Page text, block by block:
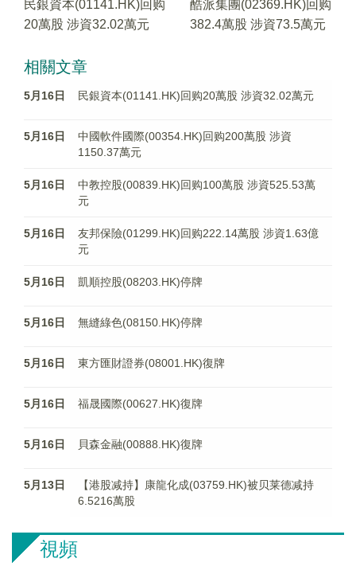
民銀資本(01141.HK)回购
20萬股 涉資32.02萬元
酷派集團(02369.HK)回购
382.4萬股 涉資73.5萬元
相關文章
5月16日 民銀資本(01141.HK)回购20萬股 涉資32.02萬元
5月16日
中國軟件國際(00354.HK)回购200萬股 涉資
1150.37萬元
5月16日
中教控股(00839.HK)回购100萬股 涉資525.53萬
元
5月16日
友邦保險(01299.HK)回购222.14萬股 涉資1.63億
元
5月16日 凱順控股(08203.HK)停牌
5月16日 無縫綠色(08150.HK)停牌
5月16日 東方匯財證券(08001.HK)復牌
5月16日 福晟國際(00627.HK)復牌
5月16日 貝森金融(00888.HK)復牌
5月13日
【港股减持】康龍化成(03759.HK)被贝莱德减持
6.5216萬股
視頻